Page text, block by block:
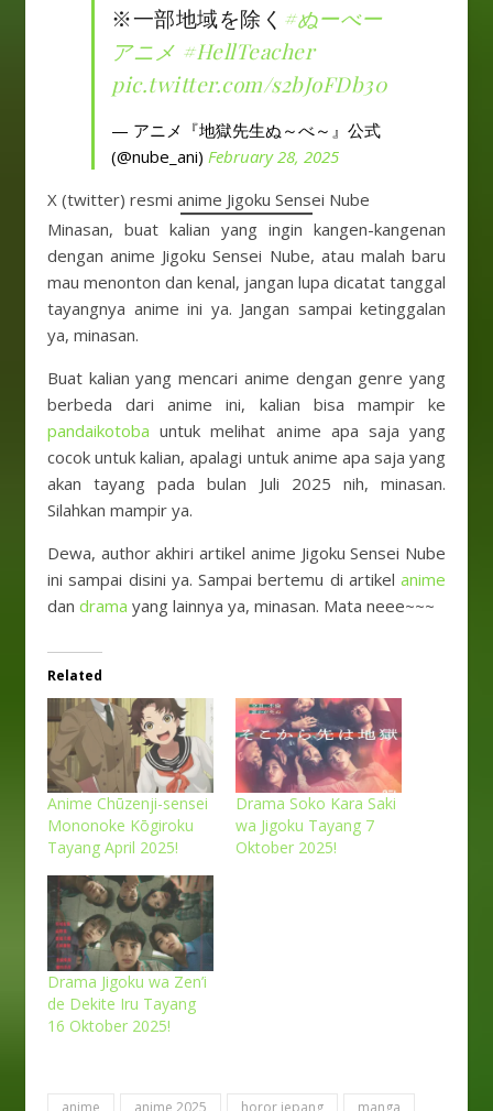
※一部地域を除く #ぬーべー
アニメ #HellTeacher
pic.twitter.com/s2bJoFDb30
— アニメ『地獄先生ぬ～べ～』公式
(@nube_ani) February 28, 2025
X (twitter) resmi anime Jigoku Sensei Nube
Minasan, buat kalian yang ingin kangen-kangenan
dengan anime Jigoku Sensei Nube, atau malah baru
mau menonton dan kenal, jangan lupa dicatat tanggal
tayangnya anime ini ya. Jangan sampai ketinggalan
ya, minasan.
Buat kalian yang mencari anime dengan genre yang
berbeda dari anime ini, kalian bisa mampir ke
pandaikotoba untuk melihat anime apa saja yang
cocok untuk kalian, apalagi untuk anime apa saja yang
akan tayang pada bulan Juli 2025 nih, minasan.
Silahkan mampir ya.
Dewa, author akhiri artikel anime Jigoku Sensei Nube
ini sampai disini ya. Sampai bertemu di artikel anime
dan drama yang lainnya ya, minasan. Mata neee~~~
Related
Anime Chūzenji-sensei
Mononoke Kōgiroku
Tayang April 2025!
Drama Soko Kara Saki
wa Jigoku Tayang 7
Oktober 2025!
Drama Jigoku wa Zen’i
de Dekite Iru Tayang
16 Oktober 2025!
anime anime 2025 horor jepang manga